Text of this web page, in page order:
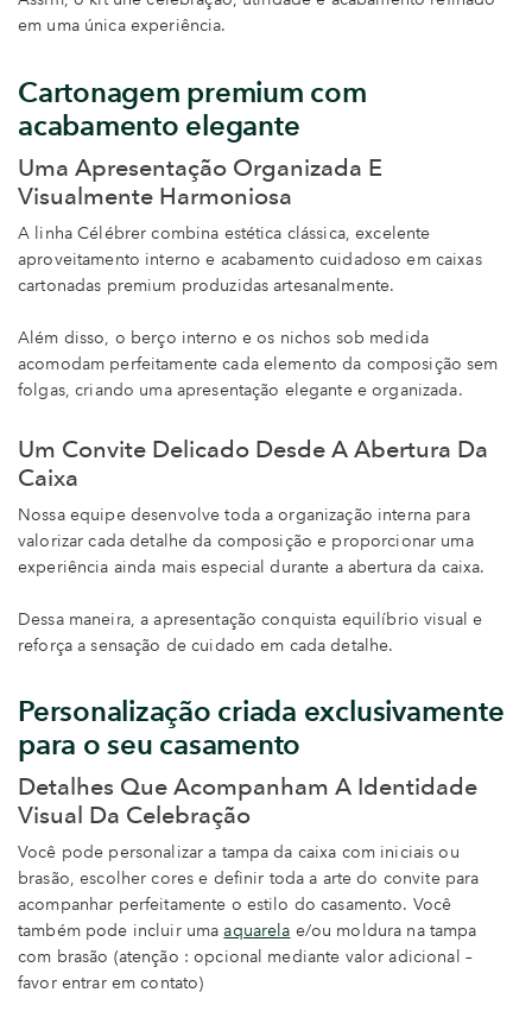
em uma única experiência.
Cartonagem premium com
acabamento elegante
Uma Apresentação Organizada E
Visualmente Harmoniosa
A linha Célébrer combina estética clássica, excelente
aproveitamento interno e acabamento cuidadoso em caixas
cartonadas premium produzidas artesanalmente.
Além disso, o berço interno e os nichos sob medida
acomodam perfeitamente cada elemento da composição sem
folgas, criando uma apresentação elegante e organizada.
Um Convite Delicado Desde A Abertura Da
Caixa
Nossa equipe desenvolve toda a organização interna para
valorizar cada detalhe da composição e proporcionar uma
experiência ainda mais especial durante a abertura da caixa.
Dessa maneira, a apresentação conquista equilíbrio visual e
reforça a sensação de cuidado em cada detalhe.
Personalização criada exclusivamente
para o seu casamento
Detalhes Que Acompanham A Identidade
Visual Da Celebração
Você pode personalizar a tampa da caixa com iniciais ou
brasão, escolher cores e definir toda a arte do convite para
acompanhar perfeitamente o estilo do casamento. Você
também pode incluir umaaquarela e/ou moldura na tampa
com brasão (atenção : opcional mediante valor adicional –
favor entrar em contato)